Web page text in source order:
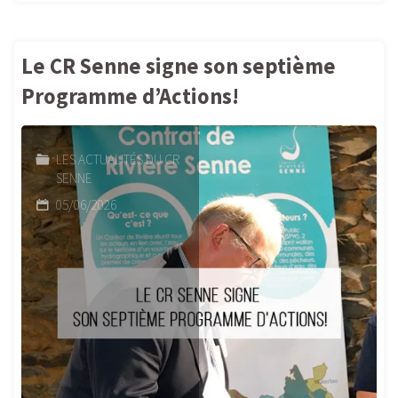
votre
Info-
Senne
76"
Le CR Senne signe son septième
Programme d’Actions!
LES ACTUALITÉS DU CR
SENNE
05/06/2026